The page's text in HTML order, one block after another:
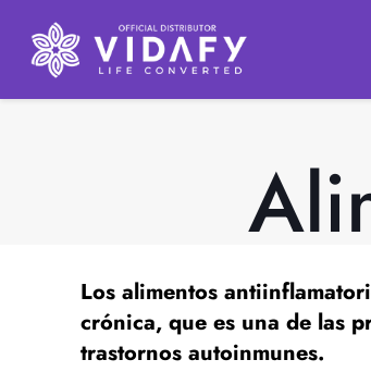
Losalimentos
crónica, que es una de las
trastornos autoinmunes.